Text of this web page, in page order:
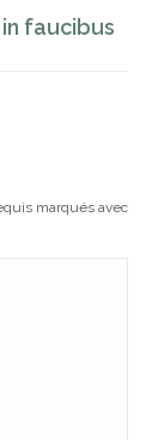
faucibus
marqués avec